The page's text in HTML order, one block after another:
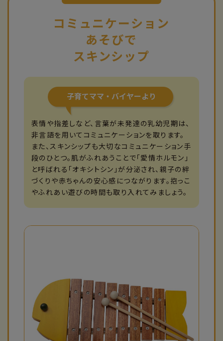
コミュニケーション
あそびで
スキンシップ
子育てママ・バイヤーより
表情や指差しなど、言葉が未発達の乳幼児期は、
非言語を用いてコミュニケーションを取ります。
また、スキンシップも大切なコミュニケーション手
段のひとつ。肌がふれあうことで「愛情ホルモン」
と呼ばれる「オキシトシン」が分泌され、親子の絆
づくりや赤ちゃんの安心感につながります。抱っこ
やふれあい遊びの時間も取り入れてみましょう。